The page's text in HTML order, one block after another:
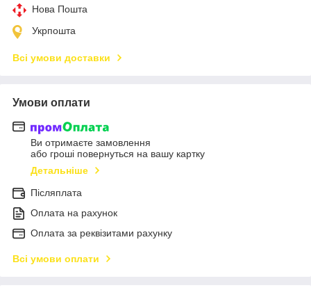
Нова Пошта
Укрпошта
Всі умови доставки
Умови оплати
Ви отримаєте замовлення
або гроші повернуться на вашу картку
Детальніше
Післяплата
Оплата на рахунок
Оплата за реквізитами рахунку
Всі умови оплати